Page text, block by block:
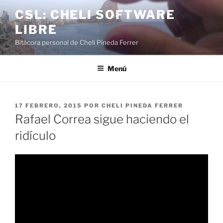
al
contenido
CSL: CHELI SOFTWARE
LIBRE
Bitácora personal de Cheli Pineda Ferrer
Menú
PUBLICADO
EL
17 FEBRERO, 2015 POR CHELI PINEDA FERRER
Rafael Correa sigue haciendo el
ridículo